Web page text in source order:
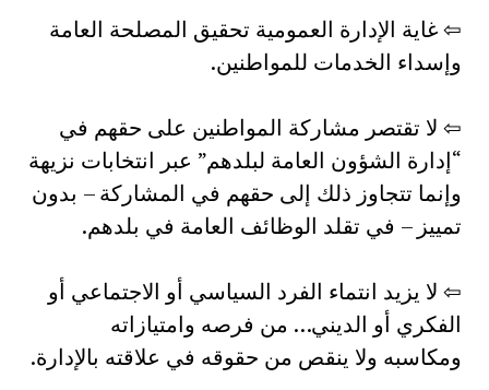
⇦ غاية الإدارة العمومية تحقيق المصلحة العامة
وإسداء الخدمات للمواطنين.
⇦ لا تقتصر مشاركة المواطنين على حقهم في
“إدارة الشؤون العامة لبلدهم” عبر انتخابات نزيهة
وإنما تتجاوز ذلك إلى حقهم في المشاركة – بدون
تمييز – في تقلد الوظائف العامة في بلدهم.
⇦ لا يزيد انتماء الفرد السياسي أو الاجتماعي أو
الفكري أو الديني… من فرصه وامتيازاته
ومكاسبه ولا ينقص من حقوقه في علاقته بالإدارة.